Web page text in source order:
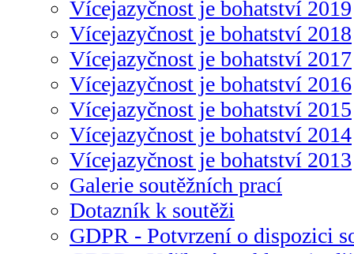
Vícejazyčnost je bohatství 2019
Vícejazyčnost je bohatství 2018
Vícejazyčnost je bohatství 2017
Vícejazyčnost je bohatství 2016
Vícejazyčnost je bohatství 2015
Vícejazyčnost je bohatství 2014
Vícejazyčnost je bohatství 2013
Galerie soutěžních prací
Dotazník k soutěži
GDPR - Potvrzení o dispozici